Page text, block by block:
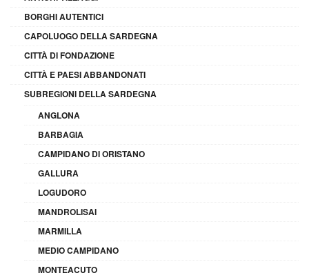
BORGHI AUTENTICI
CAPOLUOGO DELLA SARDEGNA
CITTÀ DI FONDAZIONE
CITTÀ E PAESI ABBANDONATI
SUBREGIONI DELLA SARDEGNA
ANGLONA
BARBAGIA
CAMPIDANO DI ORISTANO
GALLURA
LOGUDORO
MANDROLISAI
MARMILLA
MEDIO CAMPIDANO
MONTEACUTO